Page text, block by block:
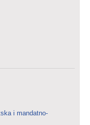
i mandatno-